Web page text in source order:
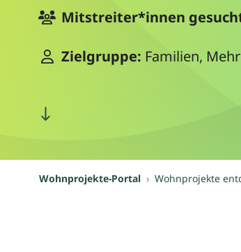
Mitstreiter*innen
Zielgruppe: Familien,
Wohnprojekte-Portal Wohnprojekte